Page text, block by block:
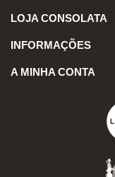
LOJA CONSOLATA
INFORMAÇÕES
A MINHA CONTA